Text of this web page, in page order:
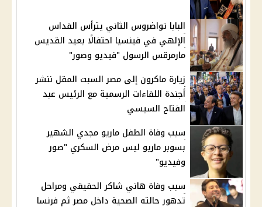
البابا تواضروس الثاني يترأس القداس
الإلهي في فينسيا احتفالًا بعيد القديس
مارمرقس الرسول "فيديو وصور"
زيارة ماكرون إلى مصر السبت المقل ننشر
أجندة اللقاءات الرسمية مع الرئيس عبد
الفتاح السيسي
سبب وفاة الطفل ماريو مجدي الشهير
بسوبر ماريو ليس مرض السكري "صور
وفيديو"
سبب وفاة هاني شاكر الحقيقي ومراحل
تدهور حالته الصحية داخل مصر ثم فرنسا